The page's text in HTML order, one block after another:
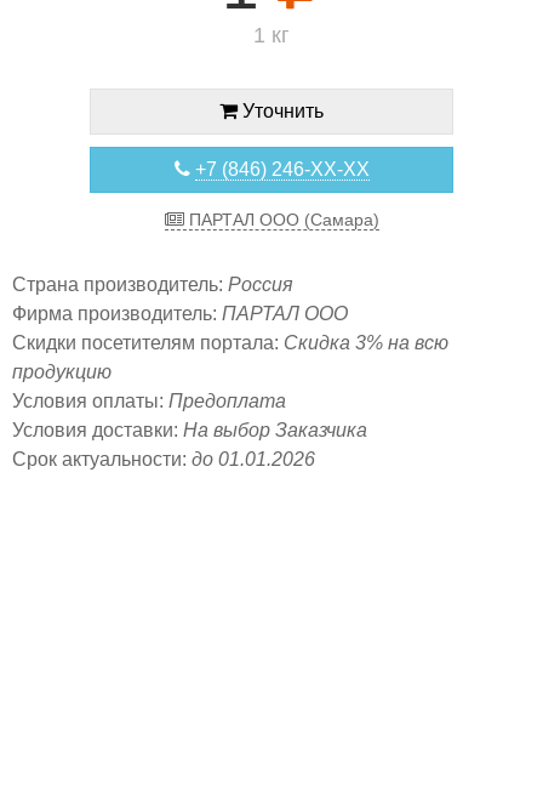
1 кг
Уточнить
+7 (846) 246-XX-XX
ПАРТАЛ ООО (Самара)
Страна производитель: Россия
Фирма производитель: ПАРТАЛ ООО
Скидки посетителям портала: Скидка 3% на всю
продукцию
Условия оплаты: Предоплата
Условия доставки: На выбор Заказчика
Срок актуальности: до 01.01.2026